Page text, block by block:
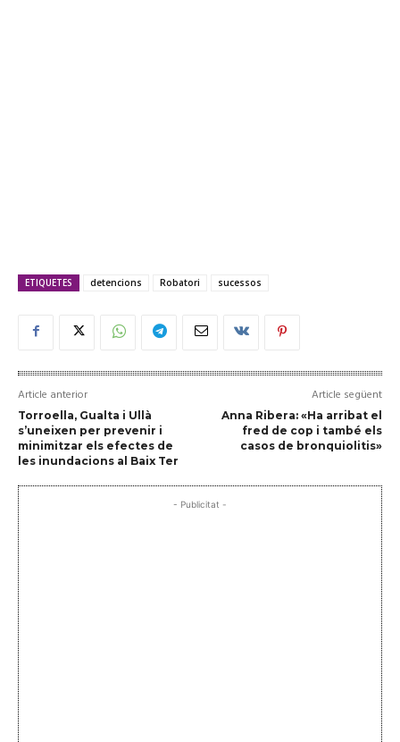
ETIQUETES detencions Robatori sucessos
Article anterior
Torroella, Gualta i Ullà
s’uneixen per prevenir i
minimitzar els efectes de
les inundacions al Baix Ter
Article següent
Anna Ribera: «Ha arribat el
fred de cop i també els
casos de bronquiolitis»
- Publicitat -